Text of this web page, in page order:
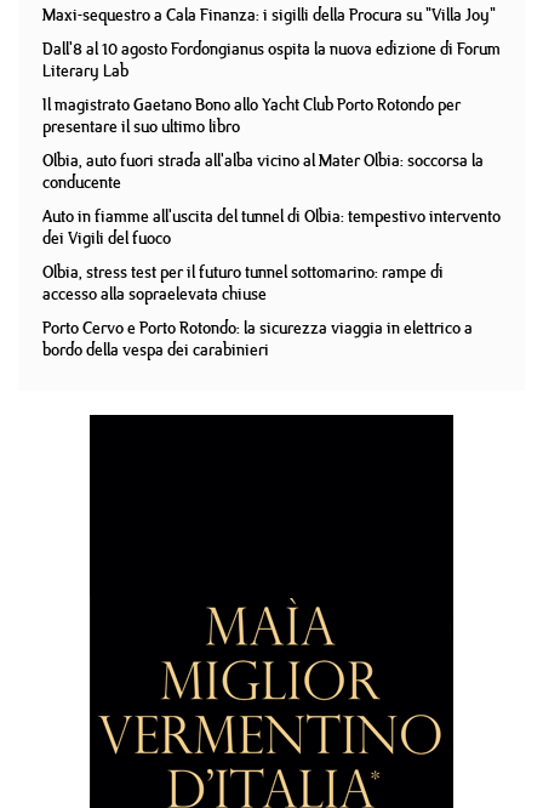
Maxi-sequestro a Cala Finanza: i sigilli della Procura su "Villa Joy"
Dall'8 al 10 agosto Fordongianus ospita la nuova edizione di Forum
Literary Lab
Il magistrato Gaetano Bono allo Yacht Club Porto Rotondo per
presentare il suo ultimo libro
Olbia, auto fuori strada all'alba vicino al Mater Olbia: soccorsa la
conducente
Auto in fiamme all'uscita del tunnel di Olbia: tempestivo intervento
dei Vigili del fuoco
Olbia, stress test per il futuro tunnel sottomarino: rampe di
accesso alla sopraelevata chiuse
Porto Cervo e Porto Rotondo: la sicurezza viaggia in elettrico a
bordo della vespa dei carabinieri